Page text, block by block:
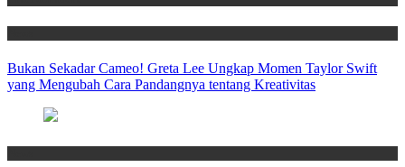
Bukan Sekadar Cameo! Greta Lee Ungkap Momen Taylor Swift
yang Mengubah Cara Pandangnya tentang Kreativitas